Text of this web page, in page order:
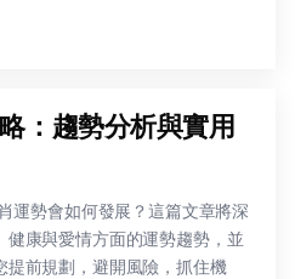
：趨勢分析與實用
運勢會如何發展？這篇文章將深
健康與愛情方面的運勢趨勢，並
提前規劃，避開風險，抓住機